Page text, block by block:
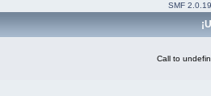
SMF 2.0.19
Call to